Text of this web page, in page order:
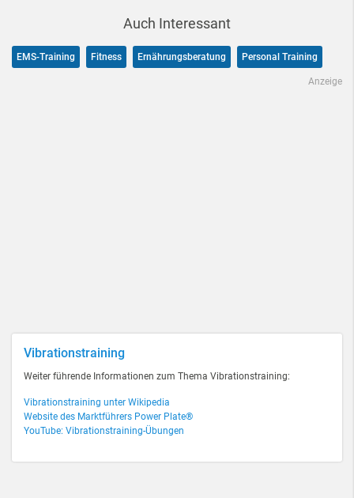
Vibrationstraining
Weiter führende Informationen zum Thema Vibrationstraining:
Vibrationstraining unter Wikipedia
Website des Marktführers Power Plate®
YouTube: Vibrationstraining-Übungen
Auch Interessant
EMS-Training Fitness Ernährungsberatung Personal Training
Anzeige